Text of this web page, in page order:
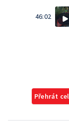
46:02
Přehrát